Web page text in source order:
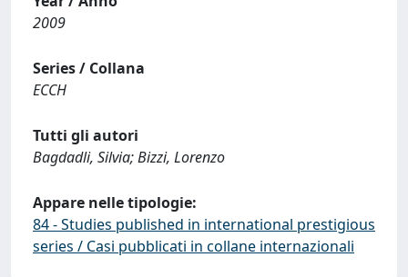
2009
Series / Collana
ECCH
Tutti gli autori
Bagdadli, Silvia; Bizzi, Lorenzo
Appare nelle tipologie:
84 - Studies published in international prestigious
series / Casi pubblicati in collane internazionali